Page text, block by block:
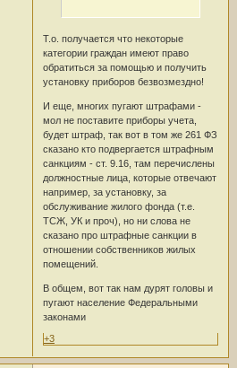
Т.о. получается что некоторые
категории граждан имеют право
обратиться за помощью и получить
установку приборов безвозмездно!
И еще, многих пугают штрафами -
мол не поставите приборы учета,
будет штраф, так вот в том же 261 ФЗ
сказано кто подвергается штрафным
санкциям - ст. 9.16, там перечислены
должностные лица, которые отвечают
например, за установку, за
обслуживание жилого фонда (т.е.
ТСЖ, УК и проч), но ни слова не
сказано про штрафные санкции в
отношении собственников жилых
помещений.
В общем, вот так нам дурят головы и
пугают население Федеральными
законами
+3